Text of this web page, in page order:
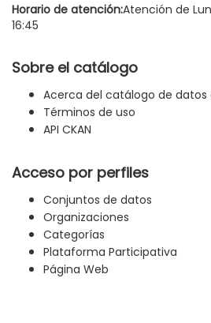
Horario de atención:Atención de
16:45
Sobre el catálogo
Acerca del catálogo de datos
Términos de uso
API CKAN
Acceso por perfiles
Conjuntos de datos
Organizaciones
Categorías
Plataforma Participativa
Página Web